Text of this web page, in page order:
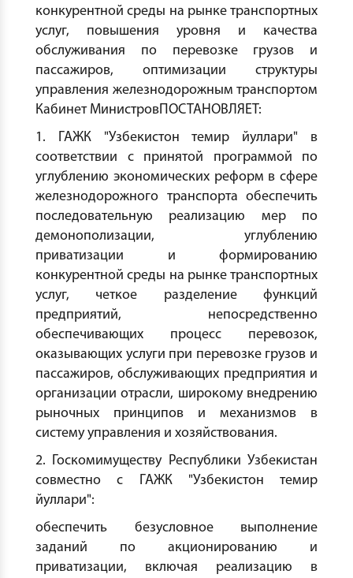
конкурентной среды на рынке транспортных
услуг, повышения уровня и качества
обслуживания по перевозке грузов и
пассажиров, оптимизации структуры
управления железнодорожным транспортом
Кабинет МинистровПОСТАНОВЛЯЕТ:
1. ГАЖК "Узбекистон темир йуллари" в
соответствии с принятой программой по
углублению экономических реформ в сфере
железнодорожного транспорта обеспечить
последовательную реализацию мер по
демонополизации, углублению
приватизации и формированию
конкурентной среды на рынке транспортных
услуг, четкое разделение функций
предприятий, непосредственно
обеспечивающих процесс перевозок,
оказывающих услуги при перевозке грузов и
пассажиров, обслуживающих предприятия и
организации отрасли, широкому внедрению
рыночных принципов и механизмов в
систему управления и хозяйствования.
2. Госкомимуществу Республики Узбекистан
совместно с ГАЖК "Узбекистон темир
йуллари":
обеспечить безусловное выполнение
заданий по акционированию и
приватизации, включая реализацию в